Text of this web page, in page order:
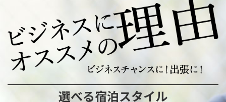
選べる宿泊スタイル